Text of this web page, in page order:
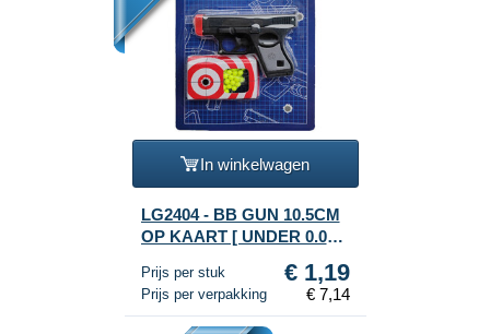
In winkelwagen
LG2404 - BB GUN 10.5CM
OP KAART [ UNDER 0.08J
Prijs per stuk € 1,19
Prijs per verpakking € 7,14